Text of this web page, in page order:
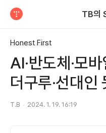
TB의
Honest First
AI·반도체·모
더구루·선대인
T.B 2024. 1. 19. 16:19